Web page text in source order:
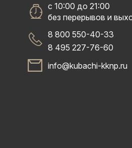
с 10:00 до 21:00
без перерывов и
8 800 550-40-33
8 495 227-76-60
info@kubachi-kknp.ru